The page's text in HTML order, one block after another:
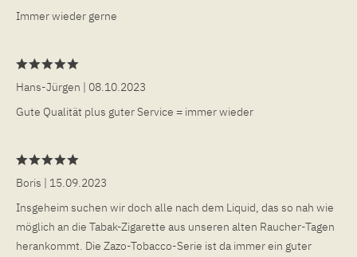
Immer wieder gerne
Hans-Jürgen
| 08.10.2023
Gute Qualität plus guter Service = immer wieder
Boris
| 15.09.2023
Insgeheim suchen wir doch alle nach dem Liquid, das so nah wie
möglich an die Tabak-Zigarette aus unseren alten Raucher-Tagen
herankommt. Die Zazo-Tobacco-Serie ist da immer ein guter